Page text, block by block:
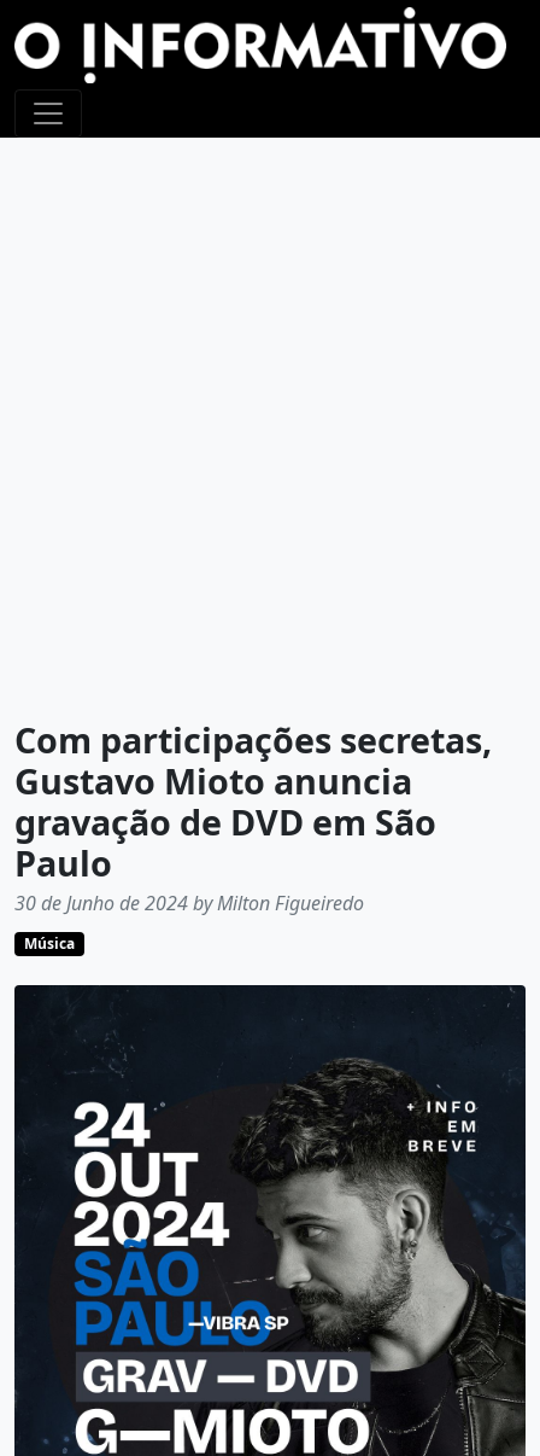
Com participações secretas,
Gustavo Mioto anuncia
gravação de DVD em São
Paulo
30 de Junho de 2024 by Milton Figueiredo
Música